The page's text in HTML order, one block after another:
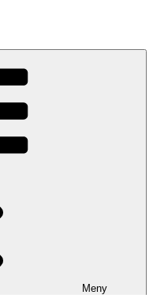
Meny